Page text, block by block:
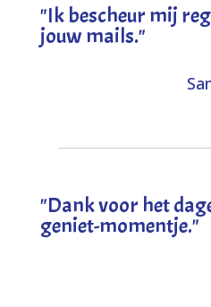
"Ik bescheur mij
jouw mails."
"Dank voor het
geniet-momentje."